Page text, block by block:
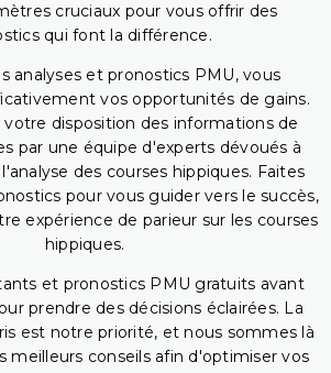
cruciaux pour vous offrir des
qui font la différence.
analyses et pronostics PMU, vous
vos opportunités de gains.
disposition des informations de
par une équipe d'experts dévoués à
des courses hippiques. Faites
pour vous guider vers le succès,
expérience de parieur sur les courses
hippiques.
et pronostics PMU gratuits avant
prendre des décisions éclairées. La
est notre priorité, et nous sommes là
meilleurs conseils afin d'optimiser vos